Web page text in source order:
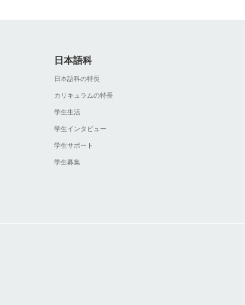
日本語科
日本語科の特長
カリキュラムの特長
学生生活
学生インタビュー
学生サポート
学生募集